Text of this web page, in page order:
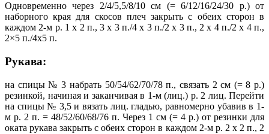
Одновременно через 2/4/5,5/8/10 см (= 6/12/16/24/30 р.) от
наборного края для скосов плеч закрыть с обеих сторон в
каждом 2-м р. 1 х 2 п., 3 х 3 п./4 х 3 п./2 х 3 п., 2 х 4 п./2 х 4 п.,
2×5 п./4х5 п.
Рукава:
на спицы № 3 набрать 50/54/62/70/78 п., связать 2 см (= 8 р.)
резинкой, начиная и заканчивая в 1-м (лиц.) р. 2 лиц. Перейти
на спицы № 3,5 и вязать лиц. гладью, равномерно убавив в 1-
м р. 2 п. = 48/52/60/68/76 п. Через 1 см (= 4 p.) от резинки для
оката рукава закрыть с обеих сторон в каждом 2-м р. 2 х 2 п., 2